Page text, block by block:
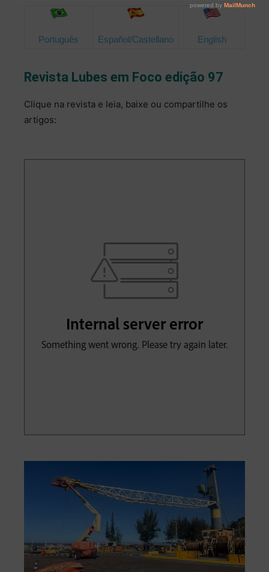
Português Español/Castellano English
Revista Lubes em Foco edição 97
Clique na revista e leia, baixe ou compartilhe os
artigos: